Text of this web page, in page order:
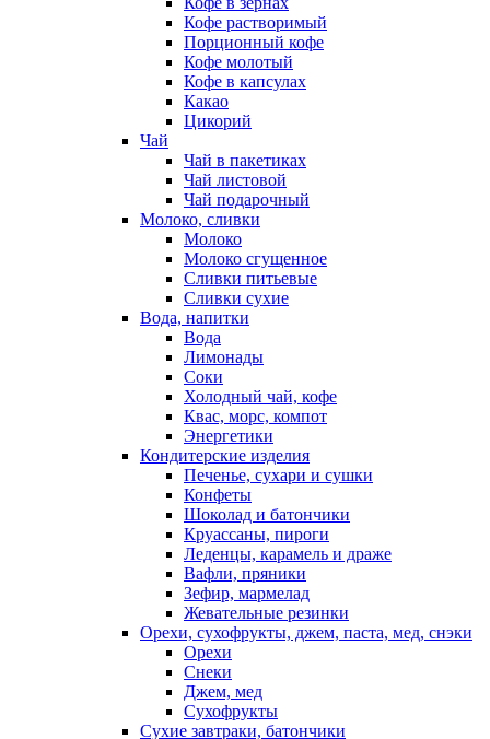
Кофе растворимый
Порционный кофе
Кофе молотый
Кофе в капсулах
Какао
Цикорий
Чай
Чай в пакетиках
Чай листовой
Чай подарочный
Молоко, сливки
Молоко
Молоко сгущенное
Сливки питьевые
Сливки сухие
Вода, напитки
Вода
Лимонады
Соки
Холодный чай, кофе
Квас, морс, компот
Энергетики
Кондитерские изделия
Печенье, сухари и сушки
Конфеты
Шоколад и батончики
Круассаны, пироги
Леденцы, карамель и драже
Вафли, пряники
Зефир, мармелад
Жевательные резинки
Орехи, сухофрукты, джем, паста, мед, снэки
Орехи
Снеки
Джем, мед
Сухофрукты
Сухие завтраки, батончики